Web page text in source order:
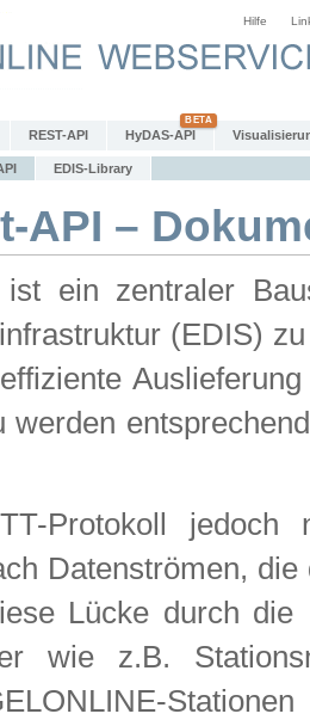
Hilfe
REST-API HyDAS-API
EDIS-Library
API –
ein zentraler
(EDIS)
werden
Protokoll jedoch
Datenströmen,
Lücke durch die
wie z.B.